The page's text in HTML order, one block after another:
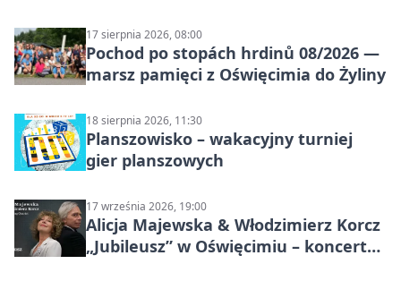
17 sierpnia 2026, 08:00
Pochod po stopách hrdinů 08/2026 —
marsz pamięci z Oświęcimia do Żyliny
18 sierpnia 2026, 11:30
Planszowisko – wakacyjny turniej
gier planszowych
17 września 2026, 19:00
Alicja Majewska & Włodzimierz Korcz
„Jubileusz” w Oświęcimiu – koncert